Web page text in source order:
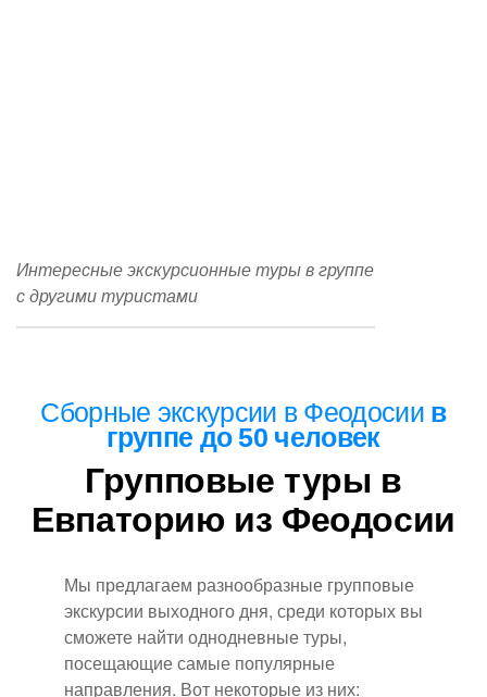
Интересные экскурсионные туры в группе
с другими туристами
Сборные экскурсии в Феодосии в
группе до 50 человек
Групповые туры в
Евпаторию из Феодосии
Мы предлагаем разнообразные групповые
экскурсии выходного дня, среди которых вы
сможете найти однодневные туры,
посещающие самые популярные
направления. Вот некоторые из них: